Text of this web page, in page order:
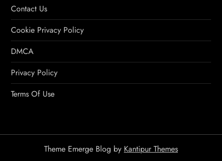
Contact Us
Cookie Privacy Policy
DMCA
Privacy Policy
Terms Of Use
Theme Emerge Blog by Kantipur Themes